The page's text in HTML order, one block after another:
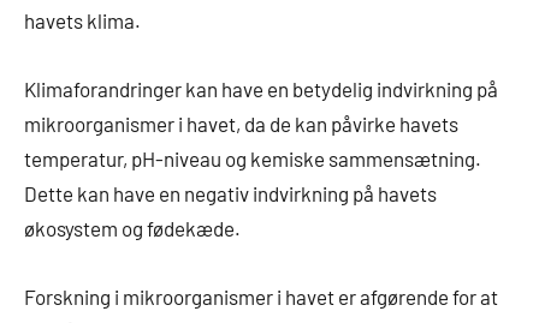
havets klima.
Klimaforandringer kan have en betydelig indvirkning på
mikroorganismer i havet, da de kan påvirke havets
temperatur, pH-niveau og kemiske sammensætning.
Dette kan have en negativ indvirkning på havets
økosystem og fødekæde.
Forskning i mikroorganismer i havet er afgørende for at